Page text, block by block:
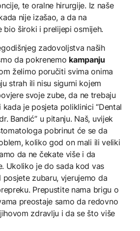
te oralne hirurgije. Iz naše
nije izašao, a da na
bio široki i prelijepi osmijeh.
zadovoljstva naših
da pokrenemo kampanju
želimo poručiti svima onima
strah ili nisu sigurni kojem
svoje zube, da ne trebaju
je posjeta poliklinici “Dental
Bandić” u pitanju. Naš, uvijek
pobrinut će se da
koliko god on mali ili veliki
da ne čekate više i da
Ukoliko je do sada kod vas
zubaru, vjerujemo da
Prepustite nama brigu o
preostaje samo da redovno
zdravlju i da se što više